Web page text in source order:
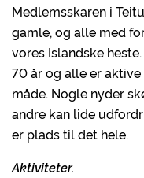
Medlemsskaren i
gamle, og alle med
vores Islandske
70 år og alle er
måde. Nogle nyder
andre kan lide
er plads til det hele.
Aktiviteter.